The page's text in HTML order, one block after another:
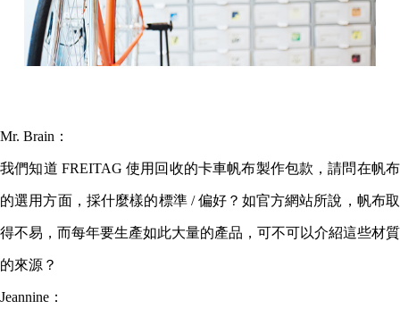
Mr. Brain：
我們知道 FREITAG 使用回收的卡車帆布製作包款，請問在帆布
的選用方面，採什麼樣的標準 / 偏好？如官方網站所說，帆布取
得不易，而每年要生產如此大量的產品，可不可以介紹這些材質
的來源？
Jeannine：